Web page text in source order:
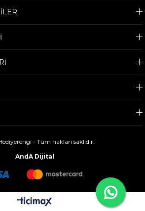
- Tüm hakları saklıdır.
AndA Dijital